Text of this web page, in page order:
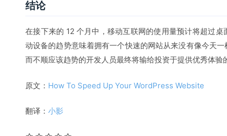
结论
在接下来的 12 个月中，移动互联网的使用量预计将超过
动设备的趋势意味着拥有一个快速的网站从来没有像今天
而不顺应该趋势的开发人员最终将输给投资于提供优秀体验
原文： How To Speed Up Your WordPress Website
翻译： 小影